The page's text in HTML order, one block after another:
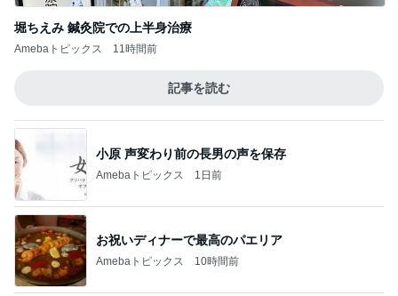
堀ちえみ 鍼灸院での上半身治療
Amebaトピックス 11時間前
記事を読む
小原 声変わり前の長男の声を保存
Amebaトピックス 1日前
お祝いディナーで最高のパエリア
Amebaトピックス 10時間前